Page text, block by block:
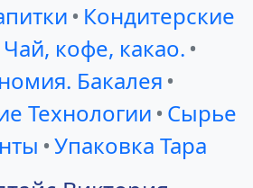
• Кондитерские
кофе, какао. •
Бакалея •
Технологии • Сырье
•Упаковка Тара